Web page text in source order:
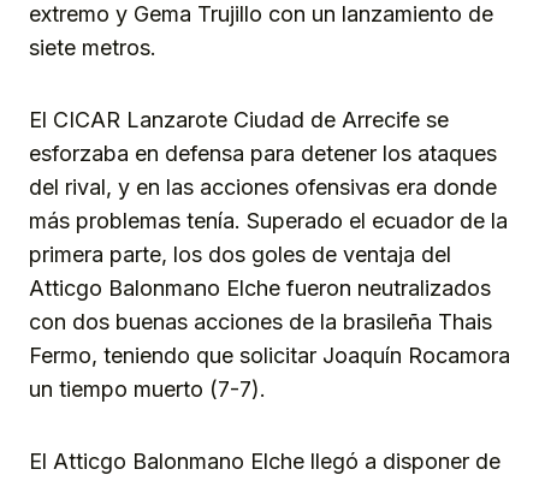
extremo y Gema Trujillo con un lanzamiento de
siete metros.
El CICAR Lanzarote Ciudad de Arrecife se
esforzaba en defensa para detener los ataques
del rival, y en las acciones ofensivas era donde
más problemas tenía. Superado el ecuador de la
primera parte, los dos goles de ventaja del
Atticgo Balonmano Elche fueron neutralizados
con dos buenas acciones de la brasileña Thais
Fermo, teniendo que solicitar Joaquín Rocamora
un tiempo muerto (7-7).
El Atticgo Balonmano Elche llegó a disponer de